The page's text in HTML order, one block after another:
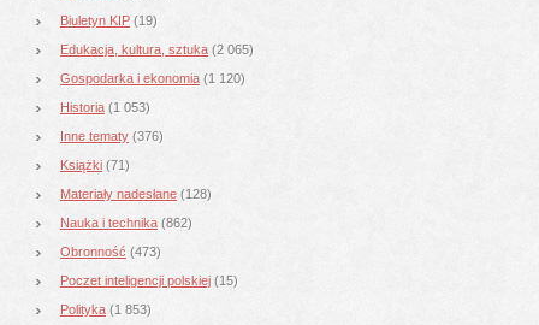
Biuletyn KIP (19)
Edukacja, kultura, sztuka (2 065)
Gospodarka i ekonomia (1 120)
Historia (1 053)
Inne tematy (376)
Książki (71)
Materiały nadesłane (128)
Nauka i technika (862)
Obronność (473)
Poczet inteligencji polskiej (15)
Polityka (1 853)